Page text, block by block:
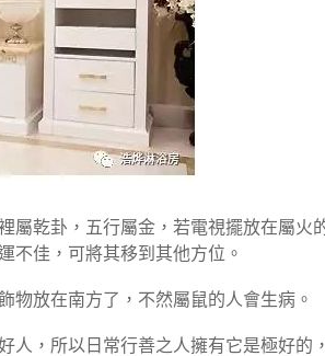
乾卦，五行屬金，若電視擺放在屬火
不佳，可將其移到其他方位。
物放在南方了，不然屬鼠的人會生病。
，所以日常行善之人擁有它是極好的